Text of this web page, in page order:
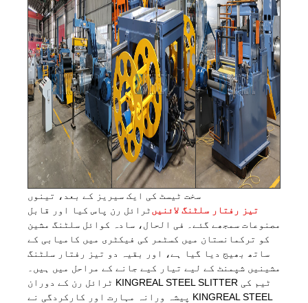
سخت ٹیسٹ کی ایک سیریز کے بعد، تینوں
تیز رفتار سلٹنگ لائنیںٹرائل رن پاس کیا اور قابل
مصنوعات سمجھے گئے۔ فی الحال، سادہ کوائل سلٹنگ مشین
کو ترکمانستان میں کسٹمر کی فیکٹری میں کامیابی کے
ساتھ بھیج دیا گیا ہے، اور بقیہ دو تیز رفتار سلٹنگ
مشینیں شپمنٹ کے لیے تیار کیے جانے کے مراحل میں ہیں۔
ٹرائل رن کے دوران KINGREAL STEEL SLITTER ٹیم کی
پیشہ ورانہ مہارت اور کارکردگی نے KINGREAL STEEL